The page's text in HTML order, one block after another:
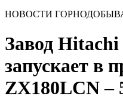
НОВОСТИ
Завод Hitachi
запускает в
ZX180LCN –